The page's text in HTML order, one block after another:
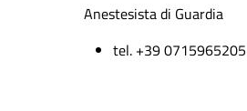
Anestesista di Guardia
tel. +39 0715965205